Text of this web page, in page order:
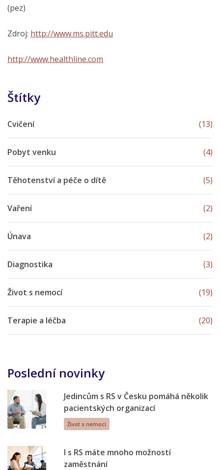
(pez)
Zdroj: http://www.ms.pitt.edu
http://www.healthline.com
Štítky
Cvičení (13)
Pobyt venku (4)
Těhotenství a péče o dítě (5)
Vaření (2)
Únava (2)
Diagnostika (3)
Život s nemocí (19)
Terapie a léčba (20)
Poslední novinky
Jedincům s RS v Česku pomáhá několik
pacientských organizací
Život s nemocí
I s RS máte mnoho možností
zaměstnání